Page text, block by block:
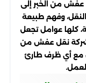
عفش من الخبر إلى
وفهم طبيعة
كلها عوامل تجعل
شركة نقل عفش من
مع أي ظرف طارئ